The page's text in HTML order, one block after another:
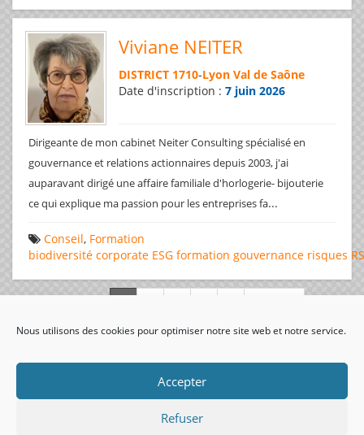
Nous utilisons des cookies pour optimiser notre site web et notre service.
Accepter
Refuser
Viviane NEITER
DISTRICT 1710-Lyon Val de Saône
Date d'inscription : 7 juin 2026
Dirigeante de mon cabinet Neiter Consulting spécialisé en
gouvernance et relations actionnaires depuis 2003, j'ai
auparavant dirigé une affaire familiale d'horlogerie- bijouterie
ce qui explique ma passion pour les entreprises fa...
Conseil, Formation
biodiversité corporate ESG formation gouvernance risques
visiteurs uniques: